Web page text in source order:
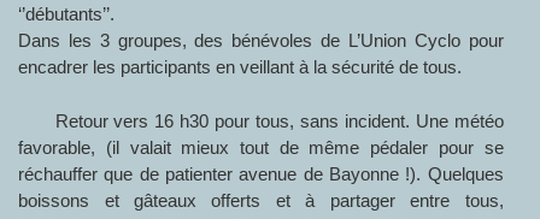
‘’débutants’’.
Dans les 3 groupes, des bénévoles de L’Union Cyclo pour
encadrer les participants en veillant à la sécurité de tous.
Retour vers 16 h30 pour tous, sans incident. Une météo
favorable, (il valait mieux tout de même pédaler pour se
réchauffer que de patienter avenue de Bayonne !). Quelques
boissons et gâteaux offerts et à partager entre tous,